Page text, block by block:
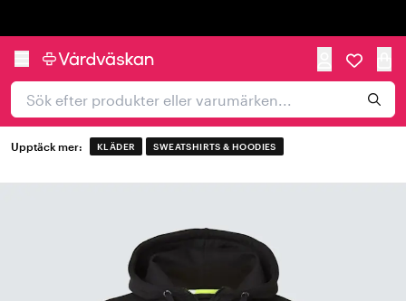
Upptäck mer: KLÄDER SWEATSHIRTS & HOODIES